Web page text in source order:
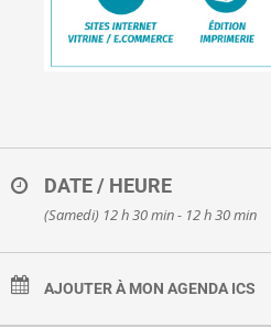
DATE / HEURE
(Samedi) 12 h 30 min - 12 h 30 min
AJOUTER À MON AGENDA ICS